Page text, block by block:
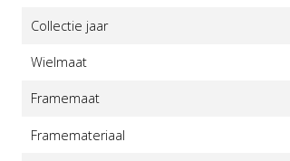
Collectie jaar
Wielmaat
Framemaat
Framemateriaal